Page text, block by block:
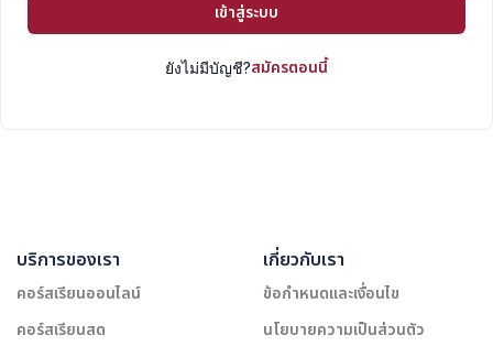
เข้าสู่ระบบ
ยังไม่มีบัญชี?สมัครตอนนี้
บริการของเรา
คอร์สเรียนออนไลน์
คอร์สเรียนสด
เกี่ยวกับเรา
ข้อกำหนดและเงื่อนไข
นโยบายความเป็นส่วนตัว